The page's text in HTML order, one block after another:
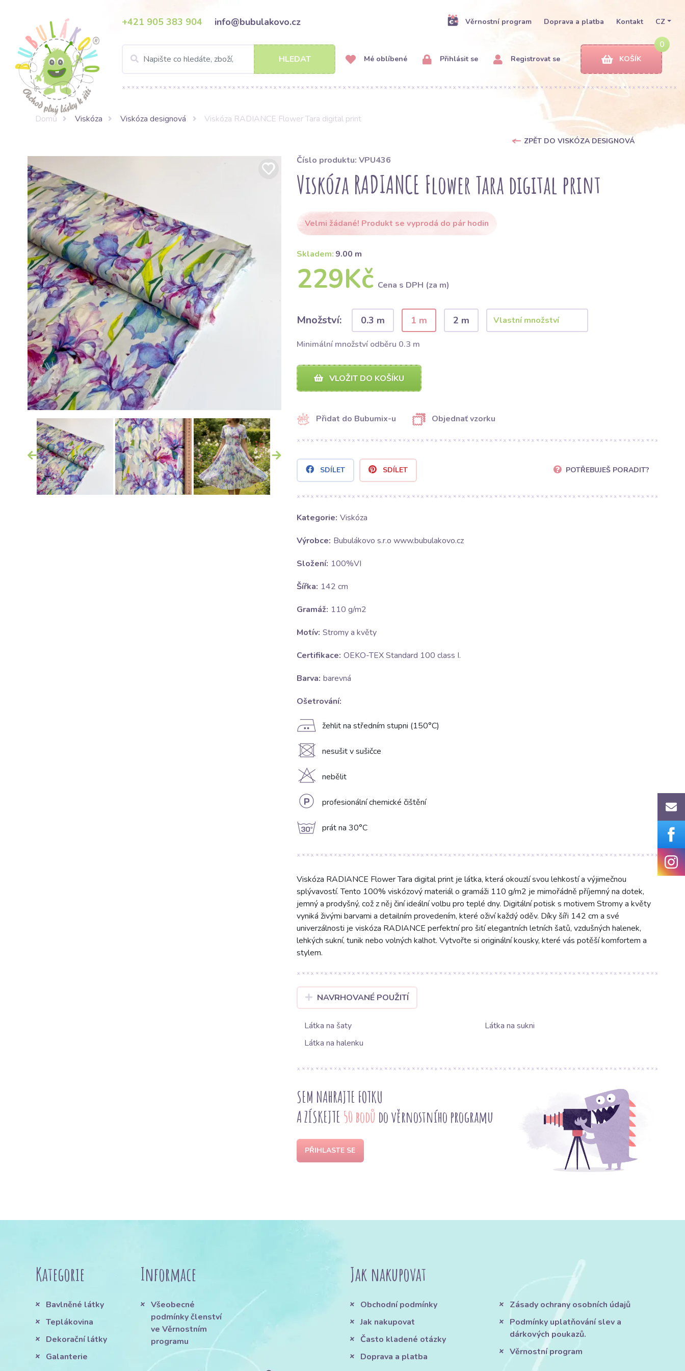
+421 905 383 904 info@bubulakovo.cz Věrnostní program Doprava a platba Kontakt CZ
HLEDAT Mé oblíbené Přihlásit se Registrovat se
0
KOŠÍK
Domů Viskóza Viskóza designová Viskóza RADIANCE Flower Tara digital print
ZPĚT DO VISKÓZA DESIGNOVÁ
Číslo produktu: VPU436
Viskóza RADIANCE Flower Tara digital print
Velmi žádané! Produkt se vyprodá do pár hodin
Skladem: 9.00 m
229Kč Cena s DPH (za m)
Množství: 0.3 m 1 m 2 m
Minimální množství odběru 0.3 m
VLOŽIT DO KOŠÍKU
Přidat do Bubumix-u Objednať vzorku
SDÍLET SDÍLET POTŘEBUJEŠ PORADIT?
Kategorie: Viskóza
Výrobce: Bubulákovo s.r.o www.bubulakovo.cz
Složení: 100%VI
Šířka: 142 cm
Gramáž: 110 g/m2
Motív: Stromy a květy
Certifikace: OEKO-TEX Standard 100 class I.
Barva: barevná
Ošetrování:
E žehlit na středním stupni (150°C)
U nesušit v sušičce
H nebělit
L profesionální chemické čištění
g prát na 30°C
Viskóza RADIANCE Flower Tara digital print je látka, která okouzlí svou lehkostí a výjimečnou
splývavostí. Tento 100% viskózový materiál o gramáži 110 g/m2 je mimořádně příjemný na dotek,
jemný a prodyšný, což z něj činí ideální volbu pro teplé dny. Digitální potisk s motivem Stromy a květy
vyniká živými barvami a detailním provedením, které oživí každý oděv. Díky šíři 142 cm a své
univerzálnosti je viskóza RADIANCE perfektní pro šití elegantních letních šatů, vzdušných halenek,
lehkých sukní, tunik nebo volných kalhot. Vytvořte si originální kousky, které vás potěší komfortem a
stylem.
NAVRHOVANÉ POUŽITÍ
Látka na šaty
Látka na sukni
Látka na halenku
SEM NAHRAJTE FOTKU
A ZÍSKEJTE 50 bodů do věrnostního programu
PŘIHLASTE SE
Kategorie
Bavlněné látky
Teplákovina
Dekorační látky
Galanterie
Informace
Všeobecné
podmínky členství
ve Věrnostním
programu
Jak nakupovat
Obchodní podmínky
Jak nakupovat
Často kladené otázky
Doprava a platba
Zásady ochrany osobních údajů
Podmínky uplatňování slev a
dárkových poukazů.
Věrnostní program